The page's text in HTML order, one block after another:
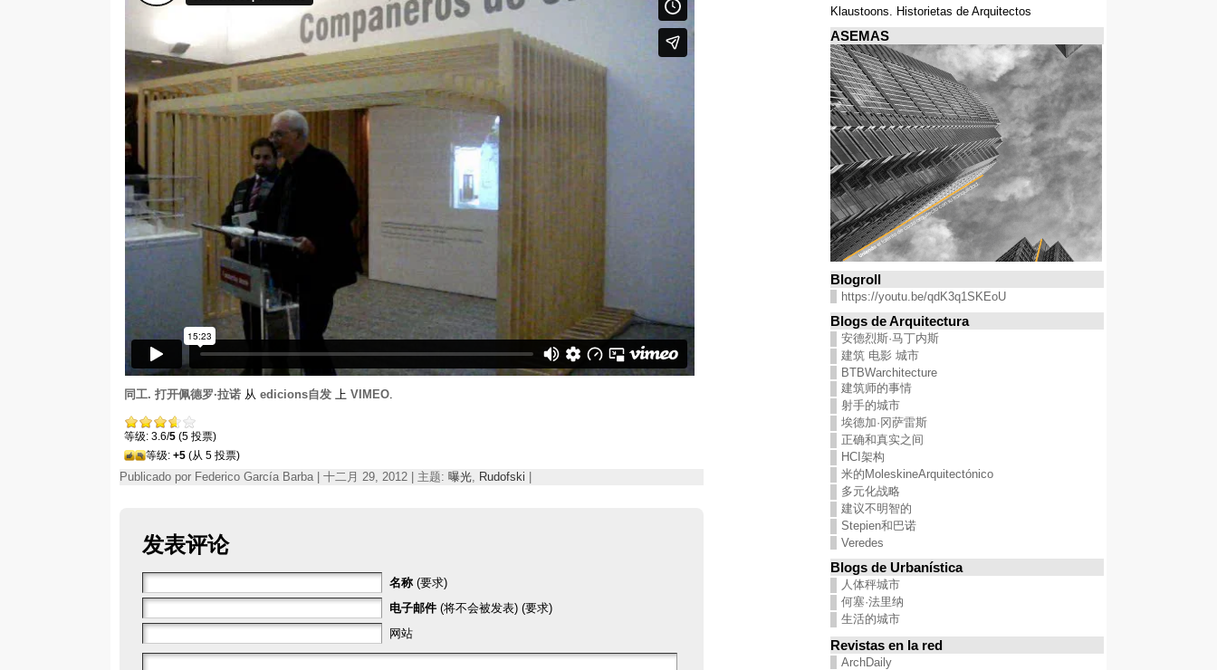
同工. 打开佩德罗·拉诺 从 edicions自发 上 VIMEO
等级: 3.6/5 (5 投票)
等级: +5 (从 5 投票)
Publicado por Federico García Barba | 十二月 29, 2012 | 主题: 曝光 Rudofski
发表评论
名称 (要求)
电子邮件 (将不会被发表) (要求)
网站
Klaustoons. Historietas de Arquitectos
ASEMAS
Blogroll
https://youtu.be/qdK3q1SKEoU
Blogs de Arquitectura
安德烈斯·马丁内斯
建筑 电影 城市
BTBWarchitecture
建筑师的事情
射手的城市
埃德加·冈萨雷斯
正确和真实之间
HCI架构
米的MoleskineArquitectónico
多元化战略
建议不明智的
Stepien和巴诺
Veredes
Blogs de Urbanística
人体秤城市
何塞·法里纳
生活的城市
Revistas en la red
ArchDaily